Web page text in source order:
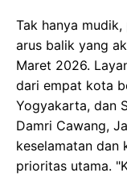
Tak hanya
arus balik yang
Maret 2026.
dari empat kota
Yogyakarta, dan
Damri Cawang,
keselamatan dan
prioritas utama.